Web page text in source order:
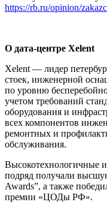
https://rb.ru/opinion/
О дата-центре Xelent
Xelent — лидер
стоек, инженерной
по уровню
учетом требований
оборудования и
всех компонентов
ремонтных и
обслуживания.
Высокотехнологичные
подряд получали
Awards”, а также
премии «ЦОДы РФ».